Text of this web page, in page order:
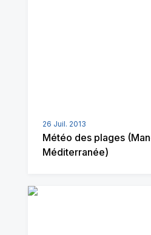
26 Juil. 2013
Météo des plages
Méditerranée)